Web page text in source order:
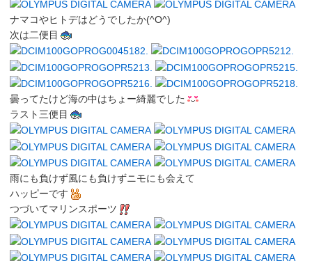
ナマコやヒトデはどうでしたか(^O^)
次は二便目
曇ってたけど海の中はちょー綺麗でした
ラスト三便目
雨にも負けず風にも負けずニモにも会えて
ハッピーです
つづいてマリンスポーツ